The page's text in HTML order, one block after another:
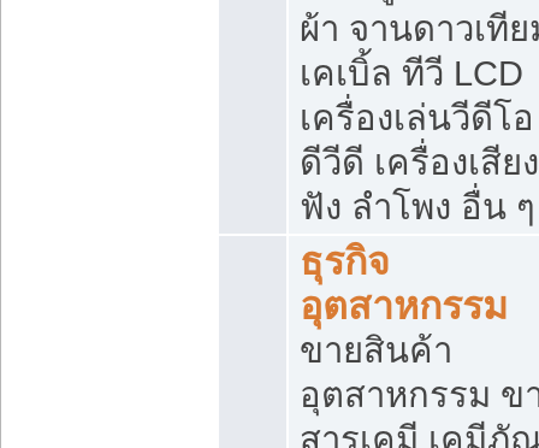
ผ้า จานดาวเทีย
เคเบิ้ล ทีวี LCD
เครื่องเล่นวีดีโอ
ดีวีดี เครื่องเสีย
ฟัง ลำโพง อื่น ๆ
ธุรกิจ
อุตสาหกรรม
ขายสินค้า
อุตสาหกรรม ข
สารเคมี เคมีภั